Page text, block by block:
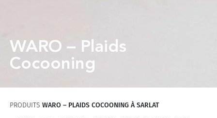
WARO – Plaids
Cocooning
PRODUITS WARO – PLAIDS COCOONING À SARLAT